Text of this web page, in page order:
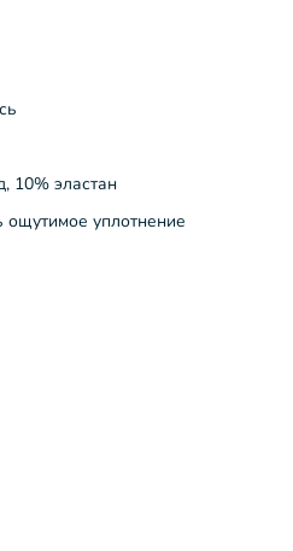
10% эластан
ощутимое уплотнение